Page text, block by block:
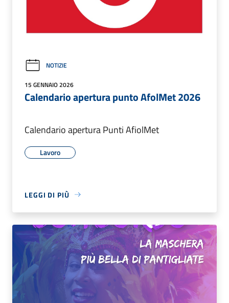
NOTIZIE
15 GENNAIO 2026
Calendario apertura punto AfolMet 2026
Calendario apertura Punti AfiolMet
Lavoro
LEGGI DI PIÙ